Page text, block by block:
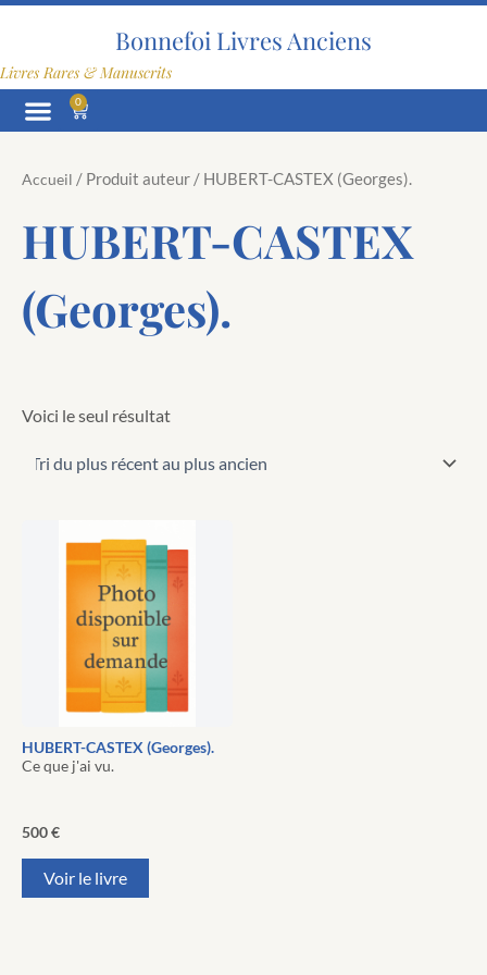
Aller
Bonnefoi Livres Anciens
Livres Rares & Manuscrits
0
Panier
Accueil / Produit auteur / HUBERT-CASTEX (Georges).
HUBERT-CASTEX
(Georges).
Voici le seul résultat
HUBERT-CASTEX (Georges).
Ce que j'ai vu.
500€
Voir le livre